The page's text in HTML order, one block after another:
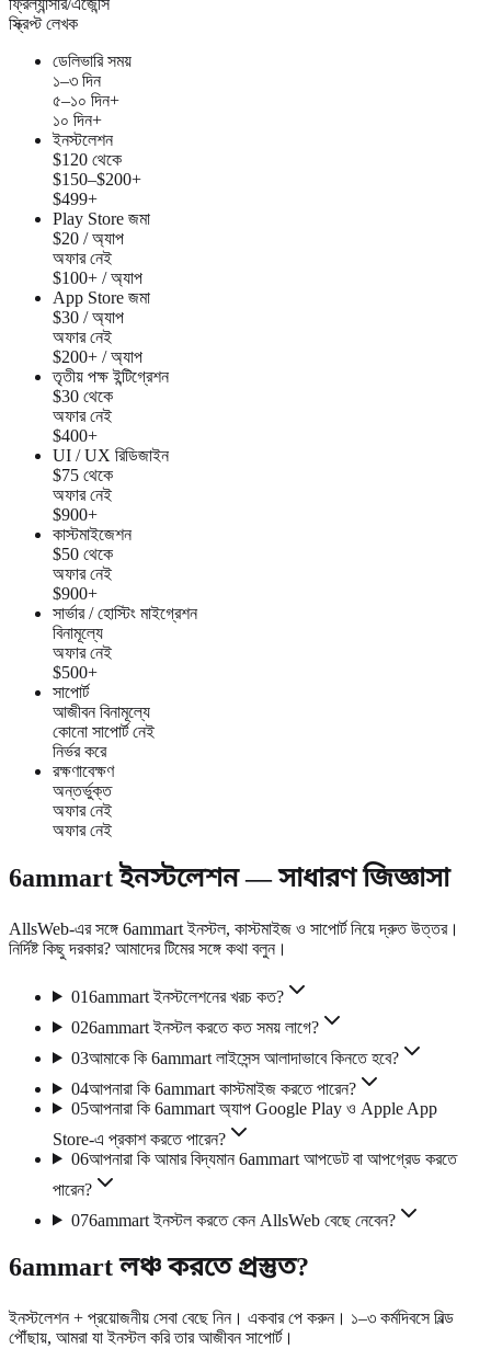
স্ক্রিপ্ট লেখক
ডেলিভারি সময়
১–৩ দিন
৫–১০ দিন+
১০ দিন+
ইনস্টলেশন
$120 থেকে
$150–$200+
$499+
Play Store জমা
$20 / অ্যাপ
অফার নেই
$100+ / অ্যাপ
App Store জমা
$30 / অ্যাপ
অফার নেই
$200+ / অ্যাপ
তৃতীয় পক্ষ ইন্টিগ্রেশন
$30 থেকে
অফার নেই
$400+
UI / UX রিডিজাইন
$75 থেকে
অফার নেই
$900+
কাস্টমাইজেশন
$50 থেকে
অফার নেই
$900+
সার্ভার / হোস্টিং মাইগ্রেশন
বিনামূল্যে
অফার নেই
$500+
সাপোর্ট
আজীবন বিনামূল্যে
কোনো সাপোর্ট নেই
নির্ভর করে
রক্ষণাবেক্ষণ
অন্তর্ভুক্ত
অফার নেই
অফার নেই
6ammart ইনস্টলেশন — সাধারণ জিজ্ঞাসা
AllsWeb-এর সঙ্গে 6ammart ইনস্টল, কাস্টমাইজ ও সাপোর্ট নিয়ে দ্রুত উত্তর।
নির্দিষ্ট কিছু দরকার? আমাদের টিমের সঙ্গে কথা বলুন।
016ammart ইনস্টলেশনের খরচ কত?
026ammart ইনস্টল করতে কত সময় লাগে?
03আমাকে কি 6ammart লাইসেন্স আলাদাভাবে কিনতে হবে?
04আপনারা কি 6ammart কাস্টমাইজ করতে পারেন?
05আপনারা কি 6ammart অ্যাপ Google Play ও Apple App
Store-এ প্রকাশ করতে পারেন?
06আপনারা কি আমার বিদ্যমান 6ammart আপডেট বা আপগ্রেড করতে
পারেন?
076ammart ইনস্টল করতে কেন AllsWeb বেছে নেবেন?
6ammart লঞ্চ করতে প্রস্তুত?
ইনস্টলেশন + প্রয়োজনীয় সেবা বেছে নিন। একবার পে করুন। ১–৩ কর্মদিবসে বিল্ড
পৌঁছায়, আমরা যা ইনস্টল করি তার আজীবন সাপোর্ট।